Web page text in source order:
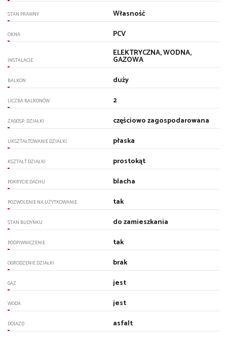
STAN PRAWNY Własność
OKNA PCV
INSTALACJE
ELEKTRYCZNA, WODNA,
GAZOWA
BALKON duży
LICZBA BALKONÓW 2
ZAGOSP. DZIAŁKI częściowo zagospodarowana
UKSZTAŁTOWANIE DZIAŁKI płaska
KSZTAŁT DZIAŁKI prostokąt
POKRYCIE DACHU blacha
POZWOLENIE NA UŻYTKOWANIE tak
STAN BUDYNKU do zamieszkania
PODPIWNICZENIE tak
OGRODZENIE DZIAŁKI brak
GAZ jest
WODA jest
DOJAZD asfalt